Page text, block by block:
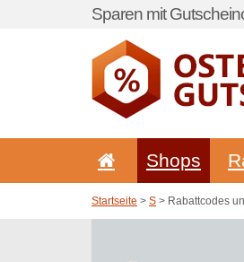
Sparen mit
Shops
Startseite > S > Rabattcodes